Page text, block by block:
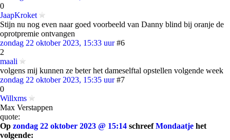
0
JaapKroket
Stijn nu nog even naar goed voorbeeld van Danny blind bij oranje de
oprotpremie ontvangen
zondag 22 oktober 2023, 15:33 uur #6
2
maali
volgens mij kunnen ze beter het dameselftal opstellen volgende week
zondag 22 oktober 2023, 15:35 uur #7
0
Willxms
Max Verstappen
quote:
Op zondag 22 oktober 2023 @ 15:14 schreefMondaatje het
volgende: